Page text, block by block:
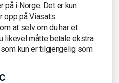
på i Norge. Det er kun
opp på Viasats
at selv om du har et
likevel måtte betale ekstra
kun er tilgjengelig som